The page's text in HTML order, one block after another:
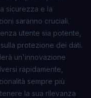
sicurezza e la
saranno cruciali.
utente sia potente,
protezione dei dati.
un'innovazione
rapidamente,
sempre più
la sua rilevanza